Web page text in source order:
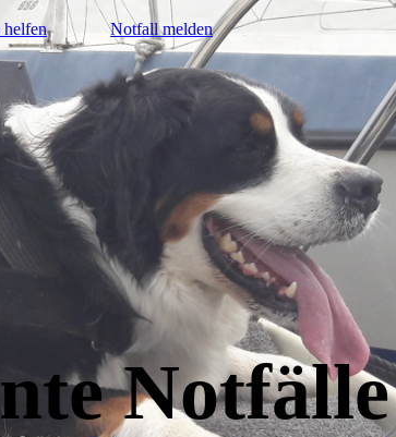
helfen Notfall melden
Notfälle